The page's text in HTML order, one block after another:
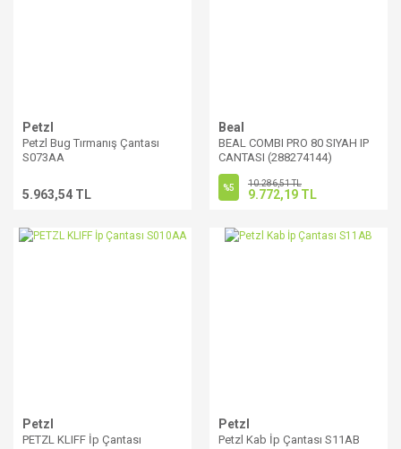
Petzl
Petzl Bug Tırmanış Çantası
S073AA
5.963,54 TL
Beal
BEAL COMBI PRO 80 SIYAH IP
CANTASI (288274144)
%5 10.286,51 TL
9.772,19 TL
Petzl
PETZL KLIFF İp Çantası
Petzl
Petzl Kab İp Çantası S11AB